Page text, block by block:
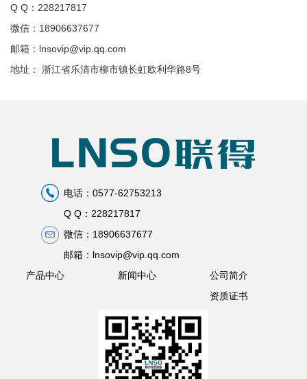
Q Q：228217817
微信：18906637677
邮箱：lnsovip@vip.qq.com
地址： 浙江省乐清市柳市镇长虹欧利华路8号
电话：0577-62753213
Q Q：228217817
微信：18906637677
邮箱：lnsovip@vip.qq.com
产品中心
新闻中心
公司简介
资质证书